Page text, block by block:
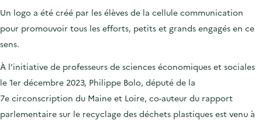
Un logo a été créé par les élèves de la cellule communication
pour promouvoir tous les efforts, petits et grands engagés en ce
sens.
À l’initiative de professeurs de sciences économiques et sociales
le 1er décembre 2023, Philippe Bolo, député de la
7e circonscription du Maine et Loire, co-auteur du rapport
parlementaire sur le recyclage des déchets plastiques est venu à